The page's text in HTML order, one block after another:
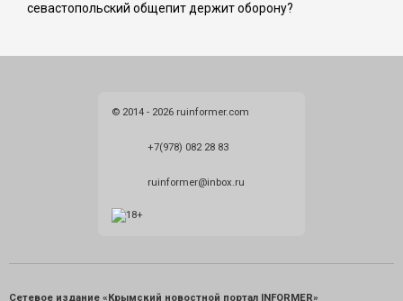
севастопольский общепит держит оборону?
© 2014 - 2026 ruinformer.com
+7(978) 082 28 83
ruinformer@inbox.ru
Сетевое издание «Крымский новостной портал INFORMER»